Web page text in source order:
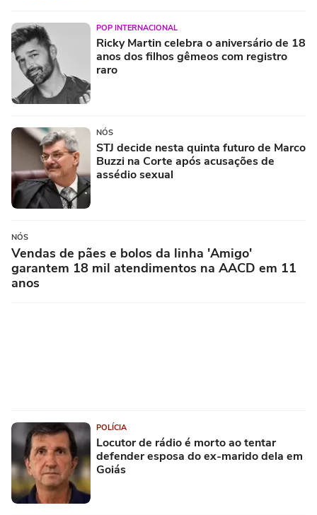
POP INTERNACIONAL
Ricky Martin celebra o aniversário de 18
anos dos filhos gêmeos com registro
raro
NÓS
STJ decide nesta quinta futuro de Marco
Buzzi na Corte após acusações de
assédio sexual
NÓS
Vendas de pães e bolos da linha 'Amigo'
garantem 18 mil atendimentos na AACD em 11
anos
POLÍCIA
Locutor de rádio é morto ao tentar
defender esposa do ex-marido dela em
Goiás